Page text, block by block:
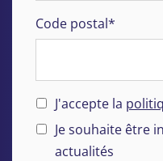
Code postal*
J'accepte la
Je souhaite être
actualités